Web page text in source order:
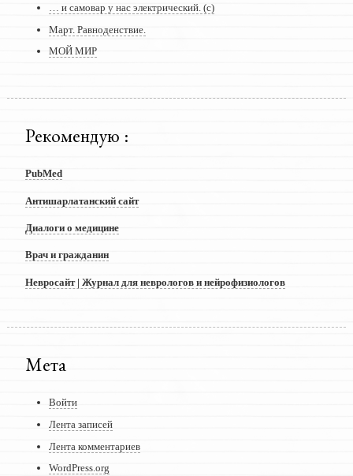
… и самовар у нас электрический. (с)
Март. Равноденствие.
МОЙ МИР
Рекомендую :
PubMed
Антишарлатанский сайт
Диалоги о медицине
Врач и гражданин
Невросайт | Журнал для неврологов и нейрофизиологов
Мета
Войти
Лента записей
Лента комментариев
WordPress.org